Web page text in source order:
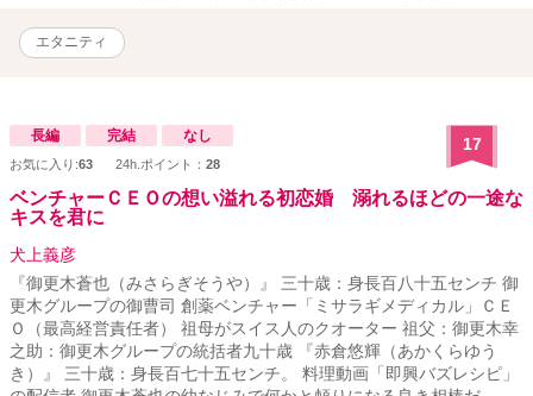
エタニティ
長編 完結 なし
お気に入り:63 24h.ポイント： 28
17
ベンチャーＣＥＯの想い溢れる初恋婚 溺れるほどの一途な
キスを君に
犬上義彦
『御更木蒼也（みさらぎそうや）』 三十歳：身長百八十五センチ 御
更木グループの御曹司 創薬ベンチャー「ミサラギメディカル」ＣＥ
Ｏ（最高経営責任者） 祖母がスイス人のクオーター 祖父：御更木幸
之助：御更木グループの統括者九十歳 『赤倉悠輝（あかくらゆう
き）』 三十歳：身長百七十五センチ。 料理動画「即興バズレシピ」